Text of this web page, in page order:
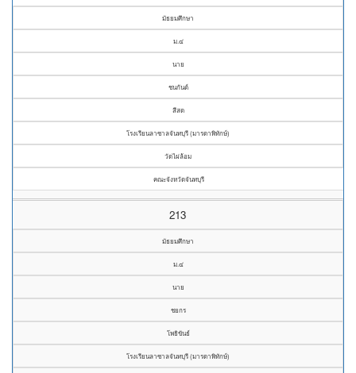
มัธยมศึกษา
ม.๔
นาย
ชนกันต์
สีสด
โรงเรียนลาซาลจันทบุรี (มารดาพิทักษ์)
วัดไผ่ล้อม
คณะจังหวัดจันทบุรี
213
มัธยมศึกษา
ม.๔
นาย
ชยกร
โพธิขันธ์
โรงเรียนลาซาลจันทบุรี (มารดาพิทักษ์)